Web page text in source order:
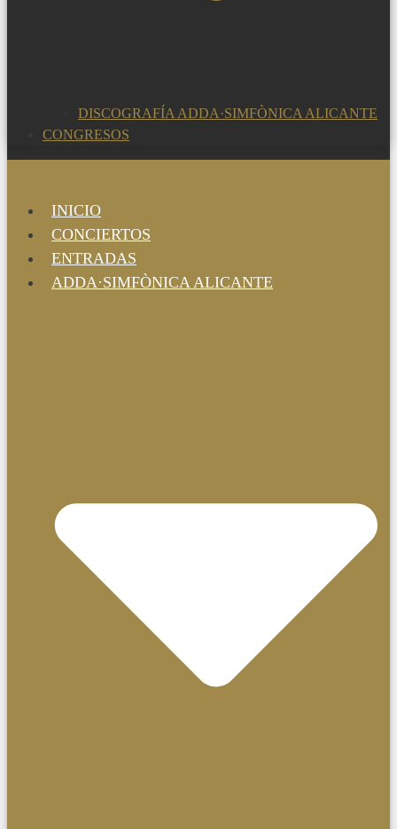
DISCOGRAFÍA ADDA·SIMFÒNICA ALICANTE
CONGRESOS
INICIO
CONCIERTOS
ENTRADAS
ADDA·SIMFÒNICA ALICANTE